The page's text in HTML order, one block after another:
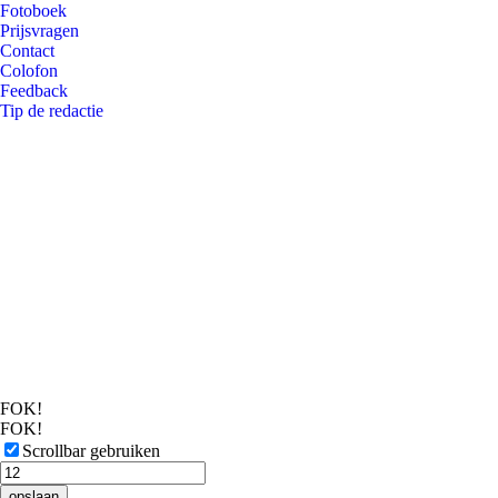
Fotoboek
Prijsvragen
Contact
Colofon
Feedback
Tip de redactie
FOK!
FOK!
Scrollbar gebruiken